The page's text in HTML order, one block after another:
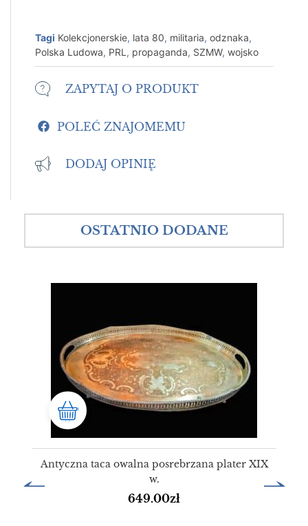
Tagi Kolekcjonerskie, lata 80, militaria, odznaka,
Polska Ludowa, PRL , propaganda, SZMW, wojsko
ZAPYTAJ O PRODUKT
POLEĆ ZNAJOMEMU
DODAJ OPINIĘ
OSTATNIO DODANE
Antyczna taca owalna posrebrzana plater XIX
w.
649.00zł